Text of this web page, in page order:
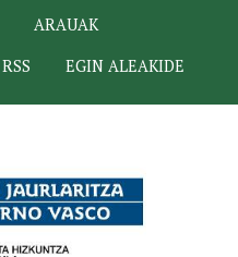
ARAUAK
RSS EGIN ALEAKIDE